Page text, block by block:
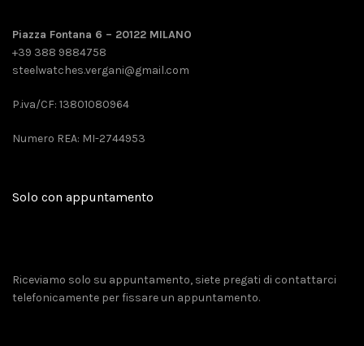
Piazza Fontana 6 – 20122 MILANO
+39 388 9884758
steelwatches.vergani@gmail.com
P.iva/CF: 13801080964
Numero REA: MI-2744953
Solo con appuntamento
Riceviamo solo su appuntamento, siete pregati di contattarci
telefonicamente per fissare un appuntamento.